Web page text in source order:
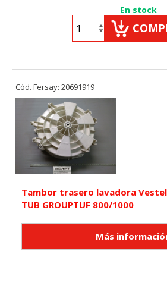
En stock
Tambor trasero lavadora Vestel
TUB GROUPTUF 800/1000
Cód. Fersay: 20691919